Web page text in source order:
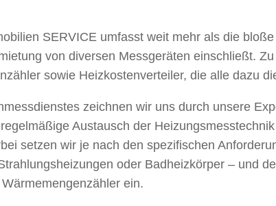
SERVICE umfasst weit mehr als die
von diversen Messgeräten einschließt.
sowie Heizkostenverteiler, die alle dazu
zeichnen wir uns durch unsere
Austausch der
setzen wir je nach den spezifischen
oder Badheizkörper – und
ein.